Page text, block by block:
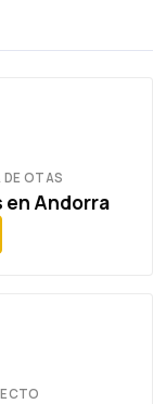
DE OTAS
en Andorra